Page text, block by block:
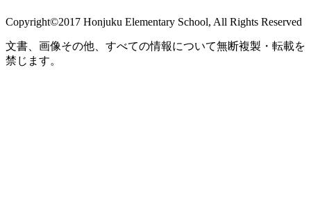
Copyright©2017 Honjuku Elementary School, All Rights Reserved
文書、画像その他、すべての情報について無断複製・転載を
禁じます。